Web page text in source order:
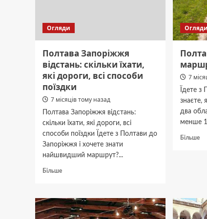
Огляди
Полтава Запоріжжя
відстань: скільки їхати,
які дороги, всі способи
поїздки
7 місяців тому назад
Полтава Запоріжжя відстань:
скільки їхати, які дороги, всі
способи поїздки Їдете з Полтави до
Запоріжжя і хочете знати
найшвидший маршрут?...
БільшеДокладніше
Запоріжжя
відстань:
скільки
Огляди
7
Їдете з
знаєте,
два
менше
Більше
в